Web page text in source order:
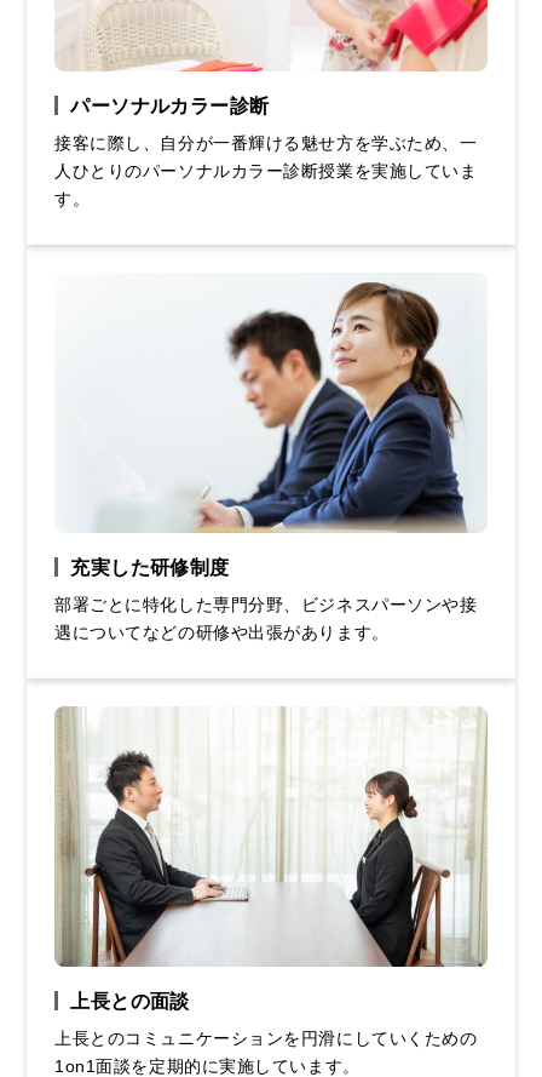
パーソナルカラー診断
接客に際し、自分が一番輝ける魅せ方を学ぶため、一
人ひとりのパーソナルカラー診断授業を実施していま
す。
充実した研修制度
部署ごとに特化した専門分野、ビジネスパーソンや接
遇についてなどの研修や出張があります。
上長との面談
上長とのコミュニケーションを円滑にしていくための
1on1面談を定期的に実施しています。